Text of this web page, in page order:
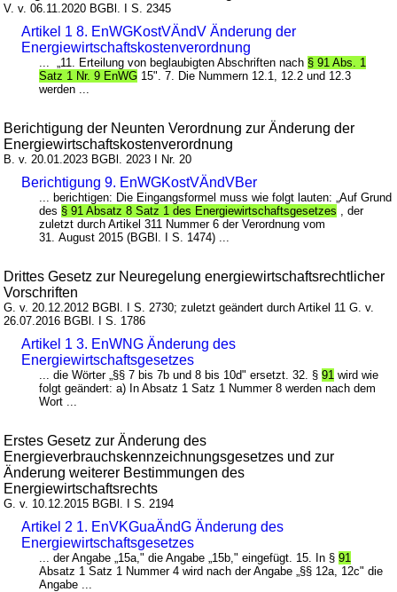
V. v. 06.11.2020 BGBl. I S. 2345
Artikel 1 8. EnWGKostVÄndV Änderung der
Energiewirtschaftskostenverordnung
... „11. Erteilung von beglaubigten Abschriften nach § 91 Abs. 1
Satz 1 Nr. 9 EnWG 15". 7. Die Nummern 12.1, 12.2 und 12.3
werden ...
Berichtigung der Neunten Verordnung zur Änderung der
Energiewirtschaftskostenverordnung
B. v. 20.01.2023 BGBl. 2023 I Nr. 20
Berichtigung 9. EnWGKostVÄndVBer
... berichtigen: Die Eingangsformel muss wie folgt lauten: „Auf Grund
des § 91 Absatz 8 Satz 1 des Energiewirtschaftsgesetzes , der
zuletzt durch Artikel 311 Nummer 6 der Verordnung vom
31. August 2015 (BGBl. I S. 1474) ...
Drittes Gesetz zur Neuregelung energiewirtschaftsrechtlicher
Vorschriften
G. v. 20.12.2012 BGBl. I S. 2730; zuletzt geändert durch Artikel 11 G. v.
26.07.2016 BGBl. I S. 1786
Artikel 1 3. EnWNG Änderung des
Energiewirtschaftsgesetzes
... die Wörter „§§ 7 bis 7b und 8 bis 10d" ersetzt. 32. §91 wird wie
folgt geändert: a) In Absatz 1 Satz 1 Nummer 8 werden nach dem
Wort ...
Erstes Gesetz zur Änderung des
Energieverbrauchskennzeichnungsgesetzes und zur
Änderung weiterer Bestimmungen des
Energiewirtschaftsrechts
G. v. 10.12.2015 BGBl. I S. 2194
Artikel 2 1. EnVKGuaÄndG Änderung des
Energiewirtschaftsgesetzes
... der Angabe „15a," die Angabe „15b," eingefügt. 15. In §91
Absatz 1 Satz 1 Nummer 4 wird nach der Angabe „§§ 12a, 12c" die
Angabe ...